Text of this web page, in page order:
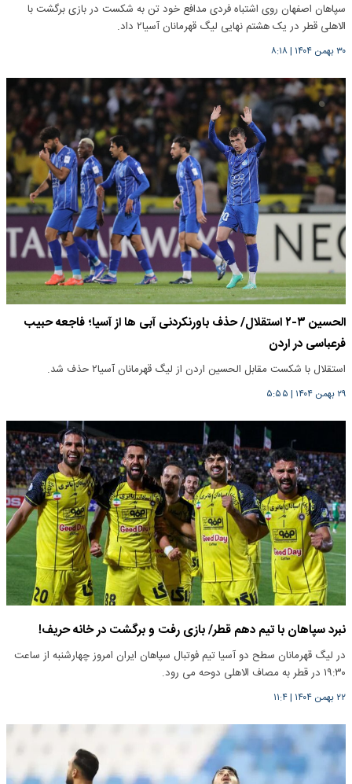
سپاهان اصفهان روی اشتباه فردی مدافع خود تن به شکست در بازی برگشت با
الاهلی قطر در یک هشتم نهایی لیگ قهرمانان آسیا۲ داد.
۳۰ بهمن ۱۴۰۴ |۸:۱۸
الحسین ۳-۲ استقلال/ حذف باورنکردنی آبی ها از آسیا؛ فاجعه حبیب
فرعباسی در اردن
استقلال با شکست مقابل الحسین اردن از لیگ قهرمانان آسیا۲ حذف شد.
۲۹ بهمن ۱۴۰۴ | ۵:۵۵
نبرد سپاهان با تیم دهم قطر/ بازی رفت و برگشت در خانه حریف!
در لیگ قهرمانان سطح دو آسیا تیم فوتبال سپاهان ایران امروز چهارشنبه از ساعت
۱۹:۳۰ در قطر به مصاف الاهلی دوحه می رود.
۲۲ بهمن ۱۴۰۴ |۱۱:۴